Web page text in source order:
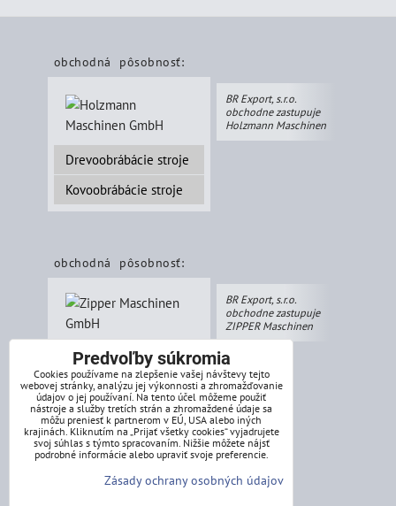
obchodná pôsobnosť:
Drevoobrábácie stroje
Kovoobrábácie stroje
BR Export, s.r.o.
obchodne zastupuje
Holzmann Maschinen
obchodná pôsobnosť:
Záhradná technika
Dielňa a dvor
Stavebná technika
BR Export, s.r.o.
obchodne zastupuje
ZIPPER Maschinen
splátkový systém:
Predvoľby súkromia
Cookies používame na zlepšenie vašej návštevy tejto
webovej stránky, analýzu jej výkonnosti a zhromažďovanie
údajov o jej používaní. Na tento účel môžeme použiť
nástroje a služby tretích strán a zhromaždené údaje sa
môžu preniesť k partnerom v EÚ, USA alebo iných
krajinách. Kliknutím na „Prijať všetky cookies“ vyjadrujete
svoj súhlas s týmto spracovaním. Nižšie môžete nájsť
podrobné informácie alebo upraviť svoje preferencie.
Zásady ochrany osobných údajov